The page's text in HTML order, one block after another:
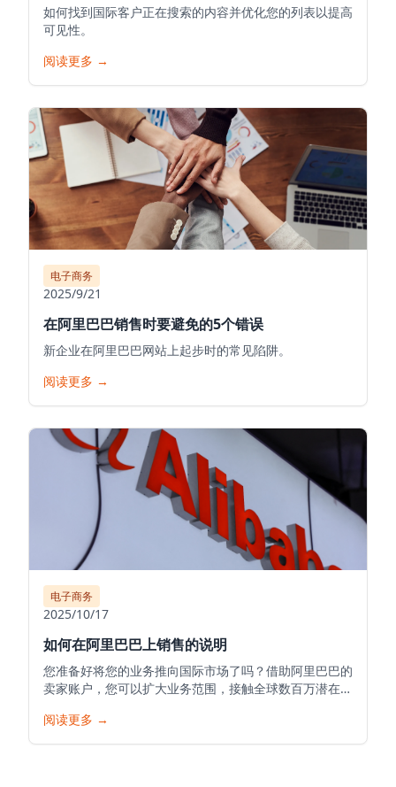
如何找到国际客户正在搜索的内容并优化您的列表以提高
可见性。
阅读更多 →
电子商务
2025/9/21
在阿里巴巴销售时要避免的5个错误
新企业在阿里巴巴网站上起步时的常见陷阱。
阅读更多 →
电子商务
2025/10/17
如何在阿里巴巴上销售的说明
您准备好将您的业务推向国际市场了吗？借助阿里巴巴的
卖家账户，您可以扩大业务范围，接触全球数百万潜在客
销售之旅的详细指南。
阅读更多 →